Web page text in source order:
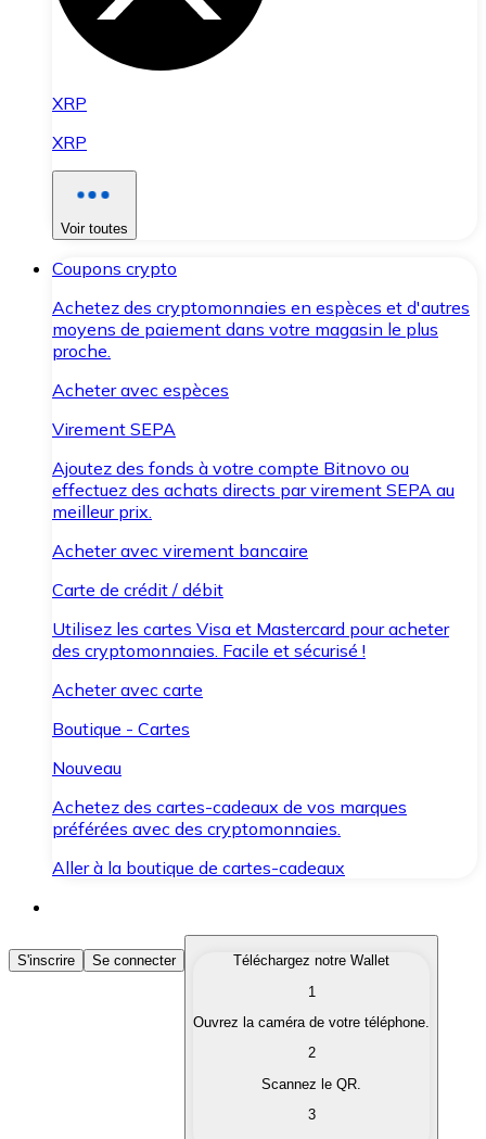
XRP
XRP
Voir toutes
Coupons crypto
Achetez des cryptomonnaies en espèces et d'autres
moyens de paiement dans votre magasin le plus
proche.
Acheter avec espèces
Virement SEPA
Ajoutez des fonds à votre compte Bitnovo ou
effectuez des achats directs par virement SEPA au
meilleur prix.
Acheter avec virement bancaire
Carte de crédit / débit
Utilisez les cartes Visa et Mastercard pour acheter
des cryptomonnaies. Facile et sécurisé !
Acheter avec carte
Boutique - Cartes
Nouveau
Achetez des cartes-cadeaux de vos marques
préférées avec des cryptomonnaies.
Aller à la boutique de cartes-cadeaux
Acheter des Cryptomonnaies
Achetez les cryptomonnaies qui vous intéressent
Convertissez vos cryptomonnaies en monnaie
S'inscrire Se connecter
Téléchargez notre Wallet
1
Ouvrez la caméra de votre téléphone.
2
Scannez le QR.
3